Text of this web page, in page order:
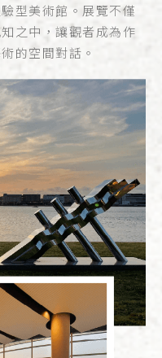
型美術館。展覽不僅
之中，讓觀者成為作
的空間對話。